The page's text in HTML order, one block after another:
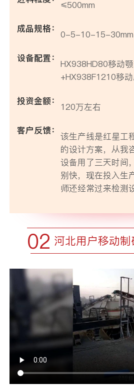
≤500mm
成品规格： 0-5-10-15-30mm
设备配置： HX938HD80移动
+HX938F1210移
投资金额：
120万左右
客户反馈： 该生产线是红星工
的设计方案，从我
设备用了三天时间
别快，现在投入生
师还经常过来检测
02 河北用户移动